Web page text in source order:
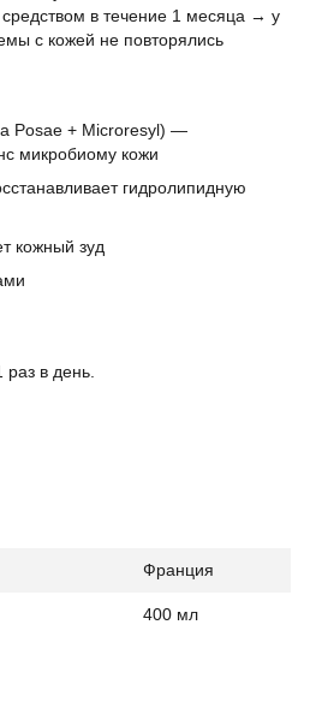
средством в течение 1 месяца → у
с кожей не повторялись
Posae + Microresyl) —
микробиому кожи
гидролипидную
кожный зуд
в день.
Франция
400 мл